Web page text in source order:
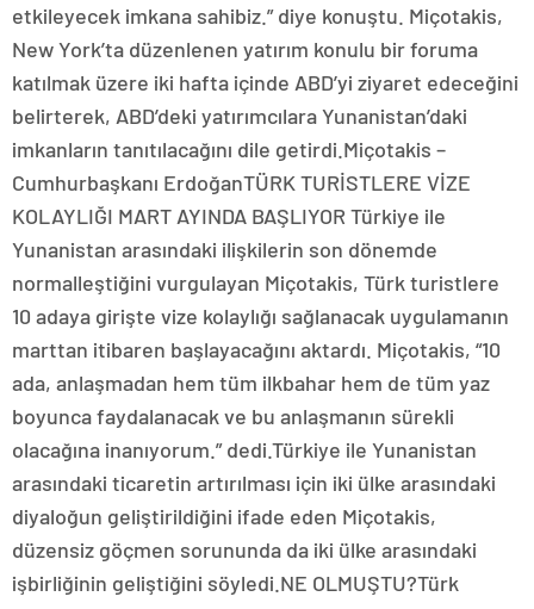
etkileyecek imkana sahibiz.” diye konuştu. Miçotakis,
New York’ta düzenlenen yatırım konulu bir foruma
katılmak üzere iki hafta içinde ABD’yi ziyaret edeceğini
belirterek, ABD’deki yatırımcılara Yunanistan’daki
imkanların tanıtılacağını dile getirdi.Miçotakis –
Cumhurbaşkanı ErdoğanTÜRK TURİSTLERE VİZE
KOLAYLIĞI MART AYINDA BAŞLIYOR Türkiye ile
Yunanistan arasındaki ilişkilerin son dönemde
normalleştiğini vurgulayan Miçotakis, Türk turistlere
10 adaya girişte vize kolaylığı sağlanacak uygulamanın
marttan itibaren başlayacağını aktardı. Miçotakis, “10
ada, anlaşmadan hem tüm ilkbahar hem de tüm yaz
boyunca faydalanacak ve bu anlaşmanın sürekli
olacağına inanıyorum.” dedi.Türkiye ile Yunanistan
arasındaki ticaretin artırılması için iki ülke arasındaki
diyaloğun geliştirildiğini ifade eden Miçotakis,
düzensiz göçmen sorununda da iki ülke arasındaki
işbirliğinin geliştiğini söyledi.NE OLMUŞTU?Türk